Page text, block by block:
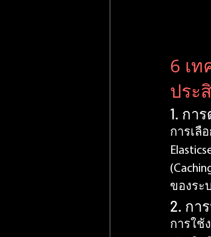
6 เ
ประ
1. กา
การเลื
ของระ
2. กา
การใช้